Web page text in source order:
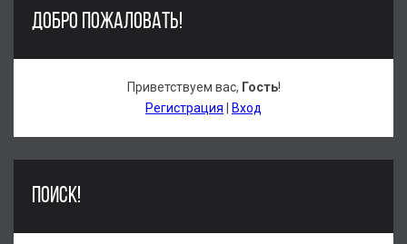
ДОБРО ПОЖАЛОВАТЬ!
Приветствуем вас, Гость!
Регистрация
Вход
ПОИСК!